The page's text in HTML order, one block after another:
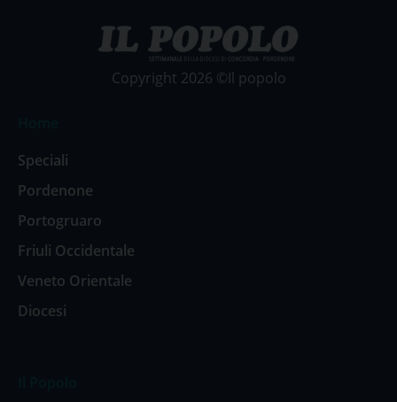
Copyright 2026 ©Il popolo
Speciali
Pordenone
Portogruaro
Friuli Occidentale
Veneto Orientale
Diocesi